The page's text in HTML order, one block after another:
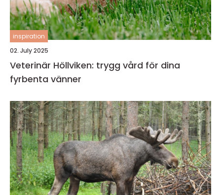
inspiration
02. July 2025
Veterinär Höllviken: trygg vård för dina
fyrbenta vänner